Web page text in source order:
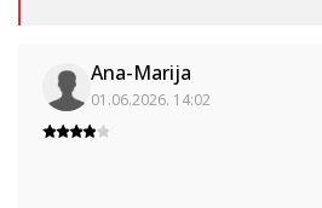
Ana-Marija
01.06.2026. 14:02